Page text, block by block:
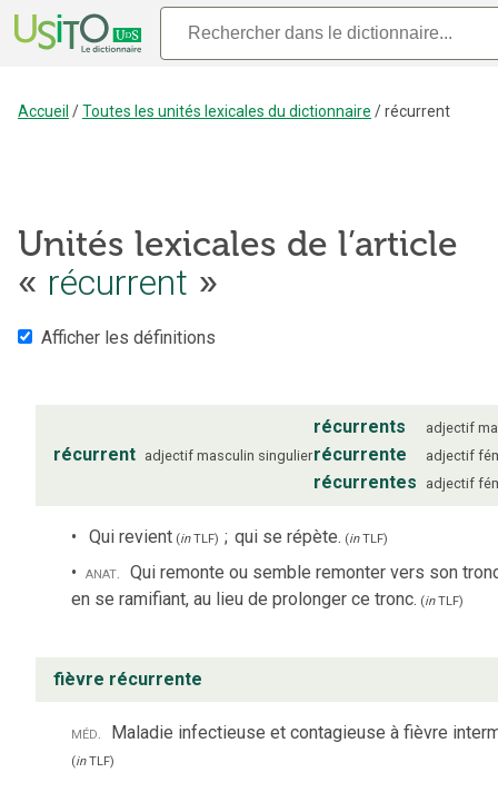
Accueil /Toutes les unités lexicales du dictionnaire /récurrent
Unités lexicales de l’article
« récurrent »
Afficher les définitions
récurrent adjectif masculin singulier
récurrents adjectif
récurrente adjectif
récurrentes adjectif
Qui revient (inTLF) ; qui se répète. (inTLF)
anat. Qui remonte ou semble remonter vers son
en se ramifiant, au lieu de prolonger ce tronc. (inTLF)
fièvre récurrente
méd. Maladie infectieuse et contagieuse à fièvre
(inTLF)